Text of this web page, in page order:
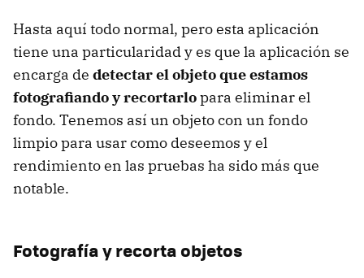
Hasta aquí todo normal, pero esta aplicación
tiene una particularidad y es que la aplicación se
encarga de detectar el objeto que estamos
fotografiando y recortarlopara eliminar el
fondo. Tenemos así un objeto con un fondo
limpio para usar como deseemos y el
rendimiento en las pruebas ha sido más que
notable.
Fotografía y recorta objetos